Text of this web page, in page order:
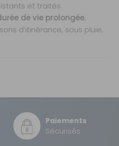
Contactez-nous au
04 68 41 42 42
AU PANIER
356 €
et traités
de vie prolongée,
d’itinérance, sous pluie,
:Versions disponibles
et plus)
:
Paroi ou toit selon
et vibrations
Paiements
Sécurisés